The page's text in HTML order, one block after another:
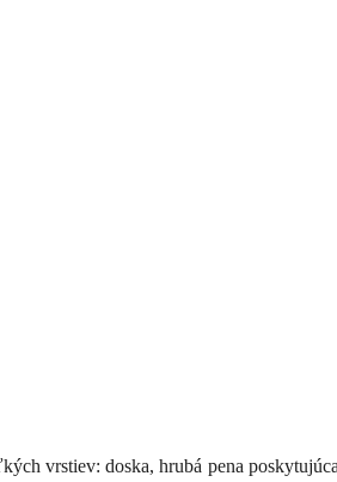
vrstiev: doska, hrubá pena